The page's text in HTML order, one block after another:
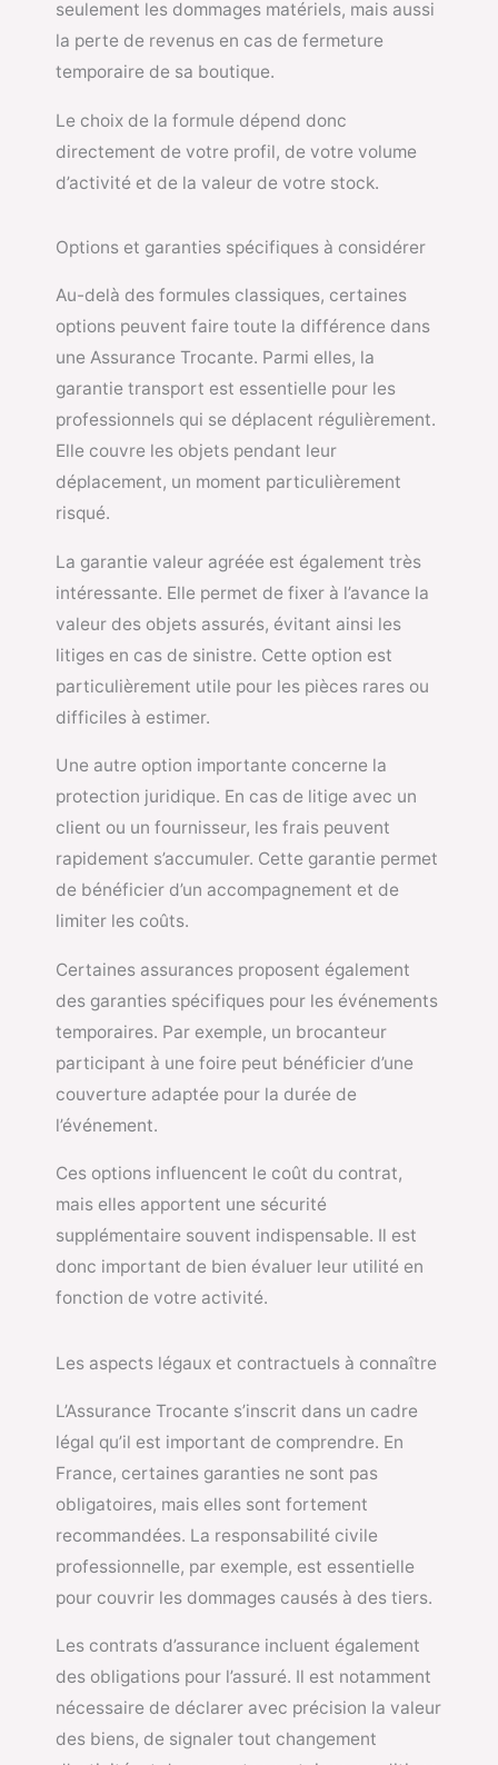
seulement les dommages matériels, mais aussi
la perte de revenus en cas de fermeture
temporaire de sa boutique.
Le choix de la formule dépend donc
directement de votre profil, de votre volume
d’activité et de la valeur de votre stock.
Options et garanties spécifiques à considérer
Au-delà des formules classiques, certaines
options peuvent faire toute la différence dans
une Assurance Trocante. Parmi elles, la
garantie transport est essentielle pour les
professionnels qui se déplacent régulièrement.
Elle couvre les objets pendant leur
déplacement, un moment particulièrement
risqué.
La garantie valeur agréée est également très
intéressante. Elle permet de fixer à l’avance la
valeur des objets assurés, évitant ainsi les
litiges en cas de sinistre. Cette option est
particulièrement utile pour les pièces rares ou
difficiles à estimer.
Une autre option importante concerne la
protection juridique. En cas de litige avec un
client ou un fournisseur, les frais peuvent
rapidement s’accumuler. Cette garantie permet
de bénéficier d’un accompagnement et de
limiter les coûts.
Certaines assurances proposent également
des garanties spécifiques pour les événements
temporaires. Par exemple, un brocanteur
participant à une foire peut bénéficier d’une
couverture adaptée pour la durée de
l’événement.
Ces options influencent le coût du contrat,
mais elles apportent une sécurité
supplémentaire souvent indispensable. Il est
donc important de bien évaluer leur utilité en
fonction de votre activité.
Les aspects légaux et contractuels à connaître
L’Assurance Trocante s’inscrit dans un cadre
légal qu’il est important de comprendre. En
France, certaines garanties ne sont pas
obligatoires, mais elles sont fortement
recommandées. La responsabilité civile
professionnelle, par exemple, est essentielle
pour couvrir les dommages causés à des tiers.
Les contrats d’assurance incluent également
des obligations pour l’assuré. Il est notamment
nécessaire de déclarer avec précision la valeur
des biens, de signaler tout changement